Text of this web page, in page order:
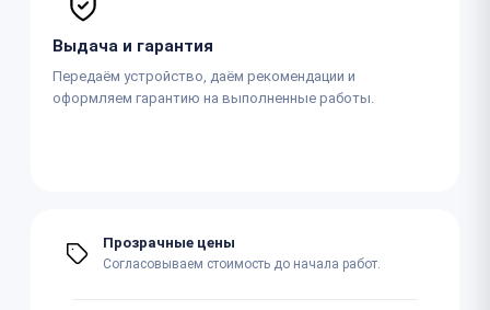
Выдача и гарантия
Передаём устройство, даём рекомендации и
оформляем гарантию на выполненные работы.
Прозрачные цены
Согласовываем стоимость до начала работ.